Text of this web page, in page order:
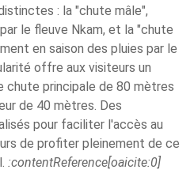
: la "chute mâle",
le fleuve Nkam, et la "chute
en saison des pluies par le
offre aux visiteurs un
chute principale de 80 mètres
de 40 mètres. Des
pour faciliter l'accès au
de profiter pleinement de ce
​:contentReference[oaicite:0]